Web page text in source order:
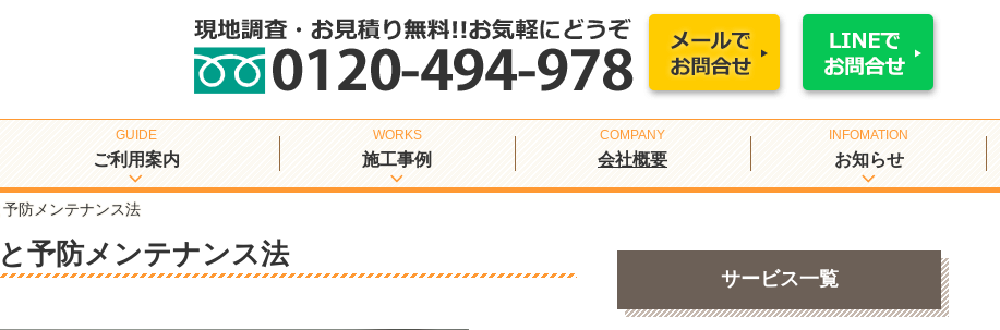
ご利用案内 施工事例 会社概要 お知らせ
防メンテナンス法
予防メンテナンス法
サービス一覧